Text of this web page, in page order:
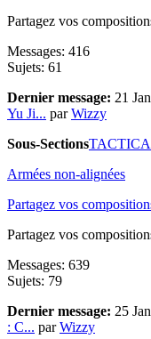
Partagez vos
Messages: 416
Sujets: 61
Dernier message: 21
Yu Ji... parWizzy
Sous-SectionsTACTICA
Armées non-alignées
Partagez vos
Partagez vos
Messages: 639
Sujets: 79
Dernier message: 25
: C... parWizzy